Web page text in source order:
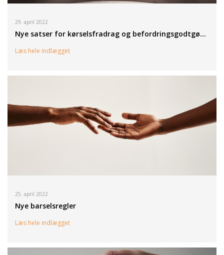
29. april 2022
Nye satser for kørselsfradrag og befordringsgodtgø…
Læs hele indlægget
25. april 2022
Nye barselsregler
Læs hele indlægget